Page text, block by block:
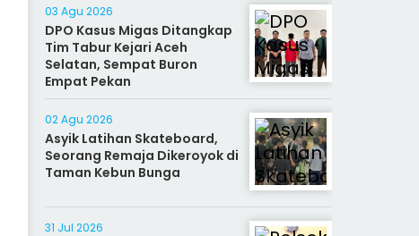
03 Agu 2026
DPO Kasus Migas Ditangkap
Tim Tabur Kejari Aceh
Selatan, Sempat Buron
Empat Pekan
02 Agu 2026
Asyik Latihan Skateboard,
Seorang Remaja Dikeroyok di
Taman Kebun Bunga
31 Jul 2026